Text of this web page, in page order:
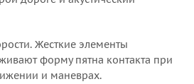
Жесткие элементы
форму пятна контакта при
и маневрах.